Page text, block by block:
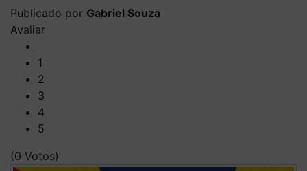
Publicado por Gabriel Souza
Avaliar
1
2
3
4
5
(0 Votos)